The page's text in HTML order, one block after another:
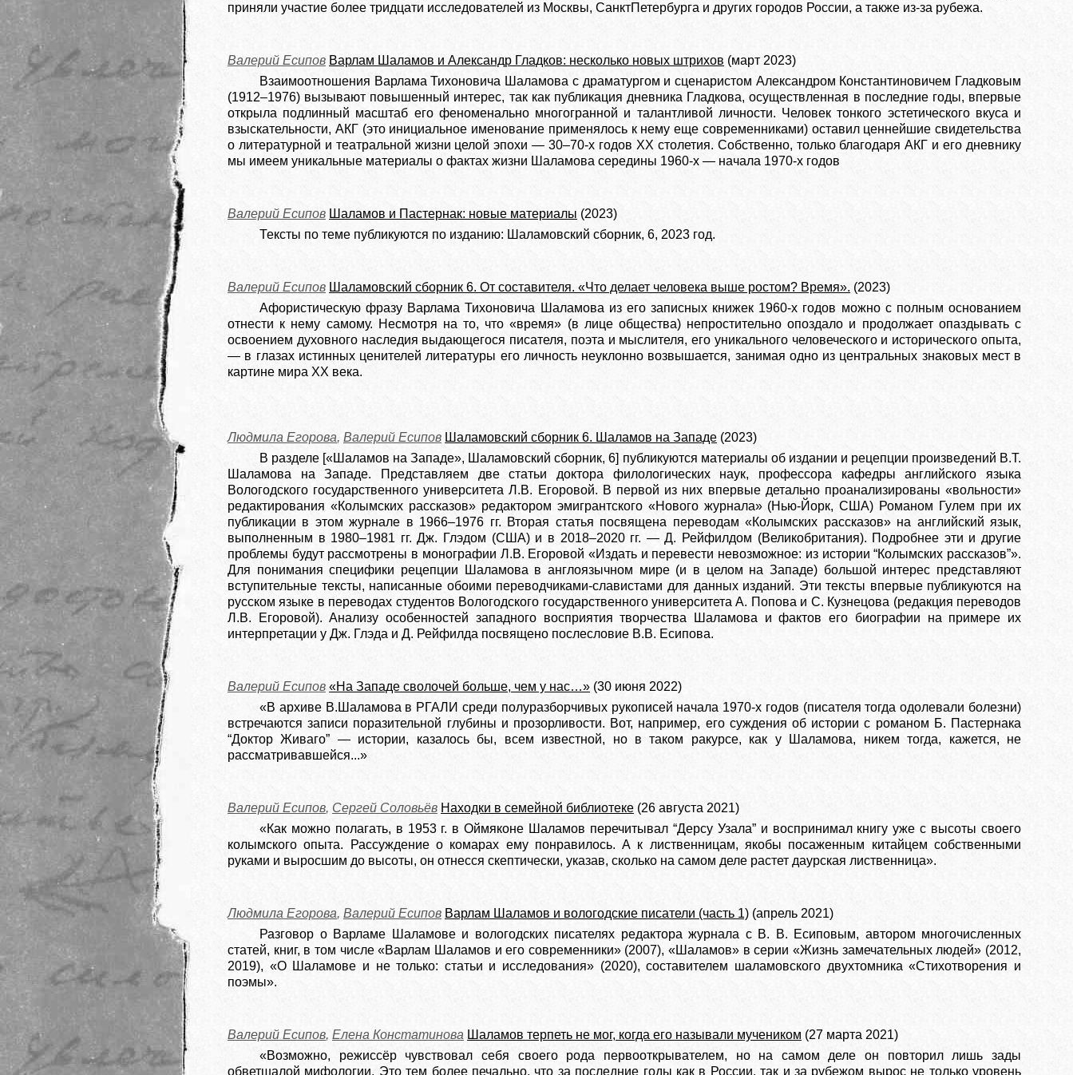
приняли участие более тридцати исследователей из Москвы, СанктПетербурга и других городов России, а также из-за рубежа.
Валерий Есипов Варлам Шаламов и Александр Гладков: несколько новых штрихов (март 2023)
Взаимоотношения Варлама Тихоновича Шаламова с драматургом и сценаристом Александром Константиновичем Гладковым
(1912–1976) вызывают повышенный интерес, так как публикация дневника Гладкова, осуществленная в последние годы, впервые
открыла подлинный масштаб его феноменально многогранной и талантливой личности. Человек тонкого эстетического вкуса и
взыскательности, АКГ (это инициальное именование применялось к нему еще современниками) оставил ценнейшие свидетельства
о литературной и театральной жизни целой эпохи — 30–70-х годов ХХ столетия. Собственно, только благодаря АКГ и его дневнику
мы имеем уникальные материалы о фактах жизни Шаламова середины 1960-х — начала 1970-х годов
Валерий Есипов Шаламов и Пастернак: новые материалы (2023)
Тексты по теме публикуются по изданию: Шаламовский сборник, 6, 2023 год.
Валерий Есипов Шаламовский сборник 6. От составителя. «Что делает человека выше ростом? Время». (2023)
Афористическую фразу Варлама Тихоновича Шаламова из его записных книжек 1960-х годов можно с полным основанием
отнести к нему самому. Несмотря на то, что «время» (в лице общества) непростительно опоздало и продолжает опаздывать с
освоением духовного наследия выдающегося писателя, поэта и мыслителя, его уникального человеческого и исторического опыта,
— в глазах истинных ценителей литературы его личность неуклонно возвышается, занимая одно из центральных знаковых мест в
картине мира ХХ века.
Людмила Егорова, Валерий Есипов Шаламовский сборник 6. Шаламов на Западе (2023)
В разделе [«Шаламов на Западе», Шаламовский сборник, 6] публикуются материалы об издании и рецепции произведений В.Т.
Шаламова на Западе. Представляем две статьи доктора филологических наук, профессора кафедры английского языка
Вологодского государственного университета Л.В. Егоровой. В первой из них впервые детально проанализированы «вольности»
редактирования «Колымских рассказов» редактором эмигрантского «Нового журнала» (Нью-Йорк, США) Романом Гулем при их
публикации в этом журнале в 1966–1976 гг. Вторая статья посвящена переводам «Колымских рассказов» на английский язык,
выполненным в 1980–1981 гг. Дж. Глэдом (США) и в 2018–2020 гг. — Д. Рейфилдом (Великобритания). Подробнее эти и другие
проблемы будут рассмотрены в монографии Л.В. Егоровой «Издать и перевести невозможное: из истории “Колымских рассказов”».
Для понимания специфики рецепции Шаламова в англоязычном мире (и в целом на Западе) большой интерес представляют
вступительные тексты, написанные обоими переводчиками-славистами для данных изданий. Эти тексты впервые публикуются на
русском языке в переводах студентов Вологодского государственного университета А. Попова и С. Кузнецова (редакция переводов
Л.В. Егоровой). Анализу особенностей западного восприятия творчества Шаламова и фактов его биографии на примере их
интерпретации у Дж. Глэда и Д. Рейфилда посвящено послесловие В.В. Есипова.
Валерий Есипов «На Западе сволочей больше, чем у нас…» (30 июня 2022)
«В архиве В.Шаламова в РГАЛИ среди полуразборчивых рукописей начала 1970-х годов (писателя тогда одолевали болезни)
встречаются записи поразительной глубины и прозорливости. Вот, например, его суждения об истории с романом Б. Пастернака
“Доктор Живаго” — истории, казалось бы, всем известной, но в таком ракурсе, как у Шаламова, никем тогда, кажется, не
рассматривавшейся...»
Валерий Есипов, Сергей Соловьёв Находки в семейной библиотеке (26 августа 2021)
«Как можно полагать, в 1953 г. в Оймяконе Шаламов перечитывал “Дерсу Узала” и воспринимал книгу уже с высоты своего
колымского опыта. Рассуждение о комарах ему понравилось. А к лиственницам, якобы посаженным китайцем собственными
руками и выросшим до высоты, он отнесся скептически, указав, сколько на самом деле растет даурская лиственница».
Людмила Егорова, Валерий Есипов Варлам Шаламов и вологодские писатели (часть 1) (апрель 2021)
Разговор о Варламе Шаламове и вологодских писателях редактора журнала с В. В. Есиповым, автором многочисленных
статей, книг, в том числе «Варлам Шаламов и его современники» (2007), «Шаламов» в серии «Жизнь замечательных людей» (2012,
2019), «О Шаламове и не только: статьи и исследования» (2020), составителем шаламовского двухтомника «Стихотворения и
поэмы».
Валерий Есипов, Елена Констатинова Шаламов терпеть не мог, когда его называли мучеником (27 марта 2021)
«Возможно, режиссёр чувствовал себя своего рода первооткрывателем, но на самом деле он повторил лишь зады
обветшалой мифологии. Это тем более печально, что за последние годы как в России, так и за рубежом вырос не только уровень